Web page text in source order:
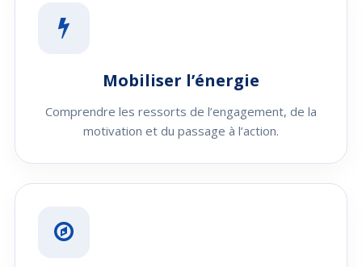
Mobiliser l’énergie
Comprendre les ressorts de l’engagement, de la
motivation et du passage à l’action.